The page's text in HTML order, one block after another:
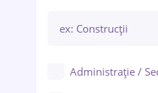
Administrație /